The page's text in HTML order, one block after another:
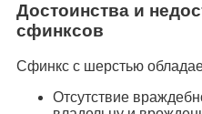
Достоинства и
сфинксов
Сфинкс с шерстью
Отсутствие